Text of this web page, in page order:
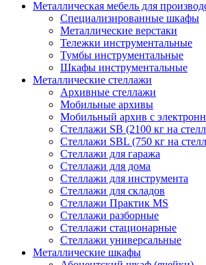
Металлическая мебель для
Cпециализированные шкафы
Металлические верстаки
Тележки инструментальные
Тумбы инструментальные
Шкафы инструментальные
Металлические стеллажи
Архивные стеллажи
Мобильные архивы
Мобильный архив с
Стеллажи SB (2100 кг на
Стеллажи SBL (750 кг на
Стеллажи для гаража
Стеллажи для дома
Стеллажи для инструмента
Стеллажи для складов
Стеллажи Практик MS
Стеллажи разборные
Стеллажи стационарные
Стеллажи универсальные
Металлические шкафы